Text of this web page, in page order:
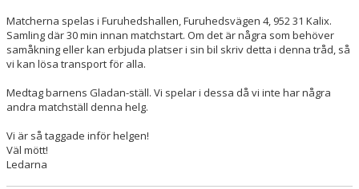
Matcherna spelas i Furuhedshallen, Furuhedsvägen 4, 952 31 Kalix.
Samling där 30 min innan matchstart. Om det är några som behöver
samåkning eller kan erbjuda platser i sin bil skriv detta i denna tråd, så
vi kan lösa transport för alla.
Medtag barnens Gladan-ställ. Vi spelar i dessa då vi inte har några
andra matchställ denna helg.
Vi är så taggade inför helgen!
Väl mött!
Ledarna